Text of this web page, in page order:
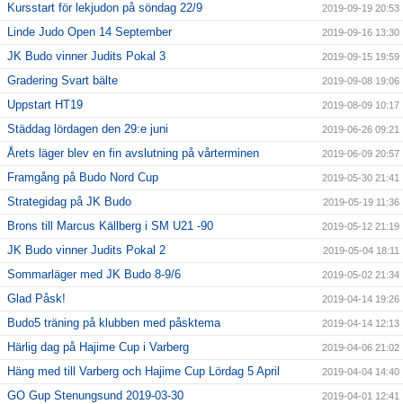
Kursstart för lekjudon på söndag 22/9 2019-09-19 20:53
Linde Judo Open 14 September 2019-09-16 13:30
JK Budo vinner Judits Pokal 3 2019-09-15 19:59
Gradering Svart bälte 2019-09-08 19:06
Uppstart HT19 2019-08-09 10:17
Städdag lördagen den 29:e juni 2019-06-26 09:21
Årets läger blev en fin avslutning på vårterminen 2019-06-09 20:57
Framgång på Budo Nord Cup 2019-05-30 21:41
Strategidag på JK Budo 2019-05-19 11:36
Brons till Marcus Källberg i SM U21 -90 2019-05-12 21:19
JK Budo vinner Judits Pokal 2 2019-05-04 18:11
Sommarläger med JK Budo 8-9/6 2019-05-02 21:34
Glad Påsk! 2019-04-14 19:26
Budo5 träning på klubben med påsktema 2019-04-14 12:13
Härlig dag på Hajime Cup i Varberg 2019-04-06 21:02
Häng med till Varberg och Hajime Cup Lördag 5 April 2019-04-04 14:40
GO Gup Stenungsund 2019-03-30 2019-04-01 12:41